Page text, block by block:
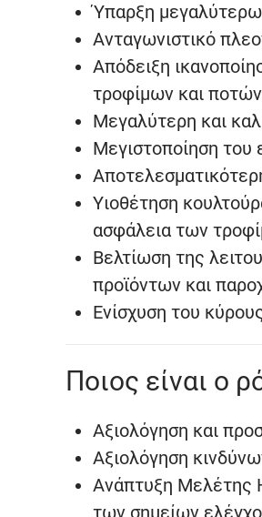
Ύπαρξη
Ανταγωνιστικό
Απόδειξη
τροφίμων και ποτών
Μεγαλύτερη και
Μεγιστοποίηση του
Υιοθέτηση
ασφάλεια των
Βελτίωση της
προϊόντων και
Ενίσχυση του
Ποιος είναι ο
Αξιολόγηση και
Αξιολόγηση
Ανάπτυξη Μελέτης
των σημείων